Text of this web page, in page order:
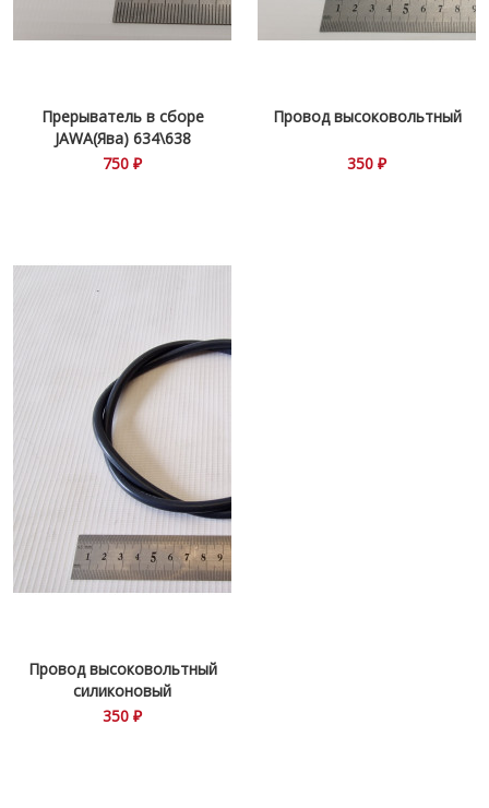
Прерыватель в сборе
JAWA(Ява) 634\638
750 ₽
Провод высоковольтный
350 ₽
Провод высоковольтный
силиконовый
350 ₽